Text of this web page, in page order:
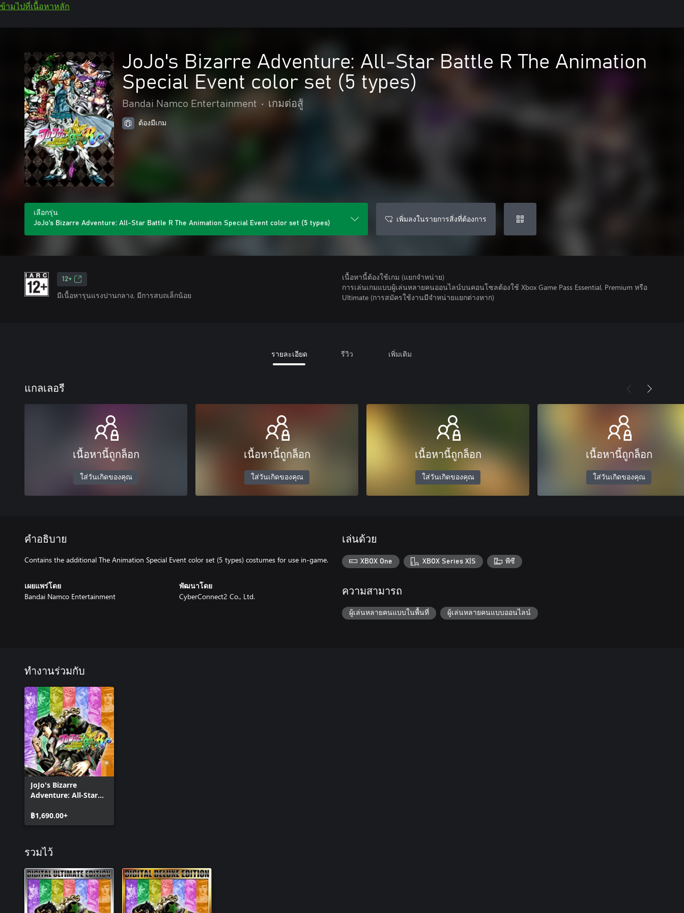
ข้ามไปที่เนื้อหาหลัก
JoJo's Bizarre Adventure: All-Star Battle R The Animation
Special Event color set (5 types)
Bandai Namco Entertainment • เกมต่อสู้
ต้องมีเกม
เลือกรุ่น
JoJo's Bizarre Adventure: All-Star Battle R The Animation Special Event color set (5 types)
เพิ่มลงในรายการสิ่งที่ต้องการ
12+
มีเนื้อหารุนแรงปานกลาง, มีการสบถเล็กน้อย
เนื้อหานี้ต้องใช้เกม (แยกจำหน่าย)
การเล่นเกมแบบผู้เล่นหลายคนออนไลน์บนคอนโซลต้องใช้ Xbox Game Pass Essential, Premium หรือ
Ultimate (การสมัครใช้งานมีจําหน่ายแยกต่างหาก)
รายละเอียด รีวิว เพิ่มเติม
แกลเลอรี
เนื้อหานี้ถูกล็อก
ใส่วันเกิดของคุณ
เนื้อหานี้ถูกล็อก
ใส่วันเกิดของคุณ
เนื้อหานี้ถูกล็อก
ใส่วันเกิดของคุณ
เนื้อหานี้ถูกล็อก
ใส่วันเกิดของคุณ
คำอธิบาย
Contains the additional The Animation Special Event color set (5 types) costumes for use in-game.
เผยแพร่โดย
Bandai Namco Entertainment
พัฒนาโดย
CyberConnect2 Co., Ltd.
เล่นด้วย
XBOX One XBOX Series X|S พีซี
ความสามารถ
ผู้เล่นหลายคนแบบในพื้นที่ ผู้เล่นหลายคนแบบออนไลน์
ทำงานร่วมกับ
JoJo's Bizarre
Adventure: All-Star
฿1,690.00+
รวมไว้